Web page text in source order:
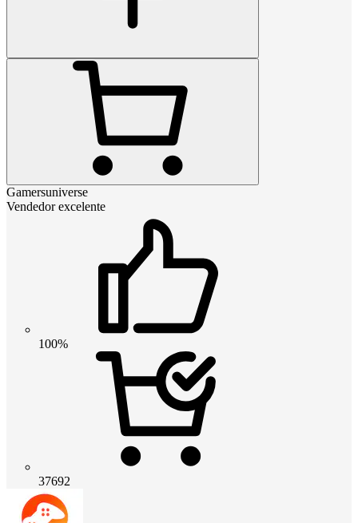
Gamersuniverse
Vendedor excelente
100%
37692